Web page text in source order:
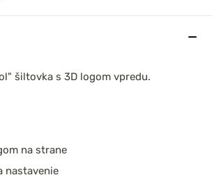
šiltovka s 3D logom vpredu.
na strane
nastavenie